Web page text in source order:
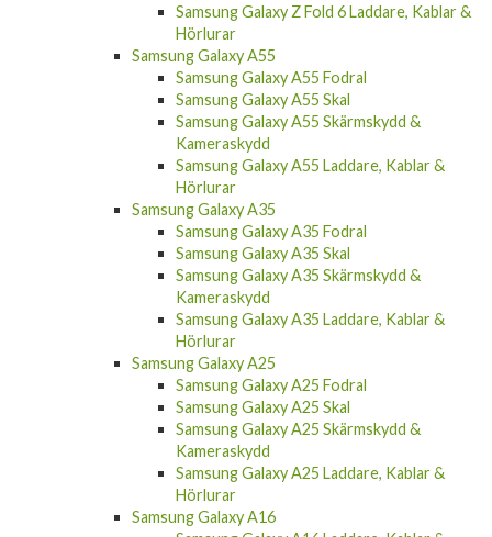
Samsung Galaxy Z Fold 6 Laddare, Kablar &
Hörlurar
Samsung Galaxy A55
Samsung Galaxy A55 Fodral
Samsung Galaxy A55 Skal
Samsung Galaxy A55 Skärmskydd &
Kameraskydd
Samsung Galaxy A55 Laddare, Kablar &
Hörlurar
Samsung Galaxy A35
Samsung Galaxy A35 Fodral
Samsung Galaxy A35 Skal
Samsung Galaxy A35 Skärmskydd &
Kameraskydd
Samsung Galaxy A35 Laddare, Kablar &
Hörlurar
Samsung Galaxy A25
Samsung Galaxy A25 Fodral
Samsung Galaxy A25 Skal
Samsung Galaxy A25 Skärmskydd &
Kameraskydd
Samsung Galaxy A25 Laddare, Kablar &
Hörlurar
Samsung Galaxy A16